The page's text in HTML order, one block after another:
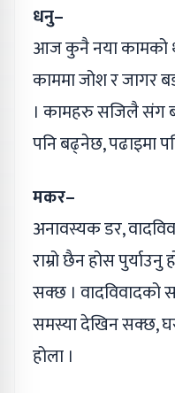
धनु–
आज कुनै नया कामको
काममा जोश र जागर
। कामहरु सजिलै संग
पनि बढ्नेछ, पढाइमा
मकर–
अनावस्यक डर,
राम्रो छैन होस
सक्छ । वादविवादको
समस्या देखिन सक्छ,
होला ।